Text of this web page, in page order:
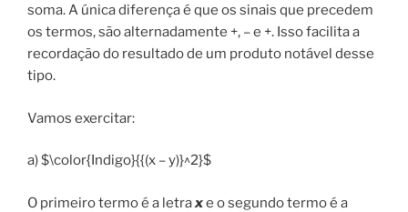
soma. A única diferença é que os sinais que precedem
os termos, são alternadamente +, – e +. Isso facilita a
recordação do resultado de um produto notável desse
tipo.
Vamos exercitar:
a) $\color{Indigo}{{(x – y)}^2}$
O primeiro termo é a letraxe o segundo termo é a